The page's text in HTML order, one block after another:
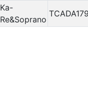
Ka-
Re&Soprano